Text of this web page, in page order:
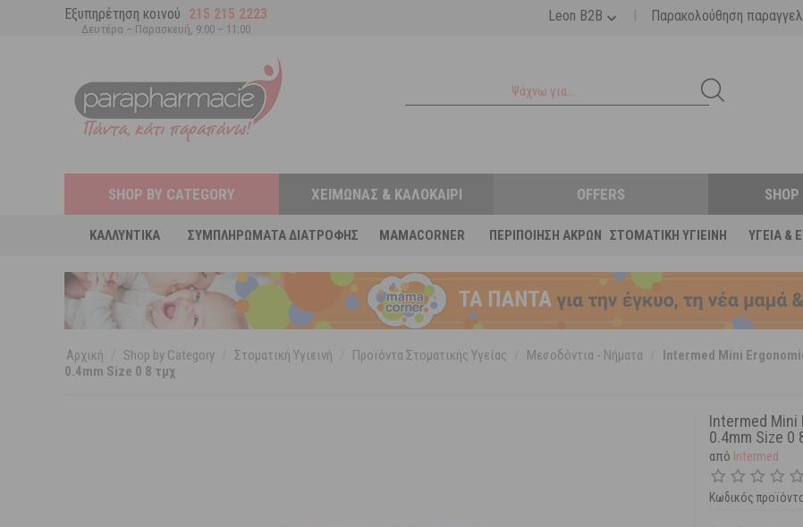
Εξυπηρέτηση κοινού 215 215 2223
Δευτέρα – Παρασκευή, 9:00 – 11:00
Leon B2B | Παρακολούθηση
SHOP BY CATEGORY
ΚΑΛΛΥΝΤΙΚΆ ΣΥΜΠΛΗΡΏΜΑΤΑ ΔΙΑΤΡΟΦΉΣ MAMACORNER ΠΕΡΙΠΟΊΗΣΗ ΆΚΡΩΝ ΣΤΟΜΑΤΙΚΉ ΥΓΙΕΙΝΉ ΥΓΕΊΑ &
ΧΕΙΜΏΝΑΣ & ΚΑΛΟΚΑΊΡΙ OFFERS
Αρχική Shop by Category Στοματική Υγιεινή Προϊόντα Στοματικής Υγείας Μεσοδόντια - Νήματα
Intermed Mini
0.4mm Size 0 8 τμχ
Intermed Mini
0.4mm Size 0
από Intermed
Κωδικός